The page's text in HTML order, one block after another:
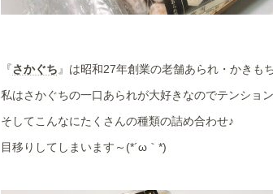
『さかぐち』は昭和27年創業の老舗あられ・かきも
私はさかぐちの一口あられが大好きなのでテンショ
そしてこんなにたくさんの種類の詰め合わせ♪
目移りしてしまいます～(*´ω｀*)